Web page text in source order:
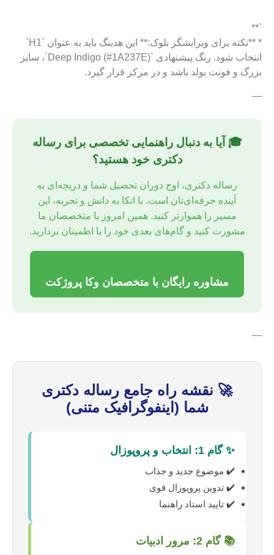
`**
* **نکته برای ویرایشگر بلوک:** این هدینگ باید به عنوان `H1`
انتخاب شود. رنگ پیشنهادی `Deep Indigo (#1A237E)`، سایز
بزرگ و فونت بولد باشد و در مرکز قرار گیرد.
—
🎓 آیا به دنبال راهنمایی تخصصی برای رساله
دکتری خود هستید؟
رساله دکتری، اوج دوران تحصیل شما و دریچه‌ای به
آینده حرفه‌ای‌تان است. با اتکا به دانش و تجربه، این
مسیر را هموارتر کنید. همین امروز با متخصصان ما
مشورت کنید و گام‌های بعدی خود را با اطمینان بردارید.
مشاوره رایگان با متخصصان وکا پروژکت
—
🚀 نقشه راه جامع رساله دکتری
شما (اینفوگرافیک متنی)
✨ گام 1: انتخاب و پروپوزال
✔️ موضوع جدید و جذاب
✔️ تدوین پروپوزال قوی
✔️ تایید استاد راهنما
📚 گام 2: مرور ادبیات